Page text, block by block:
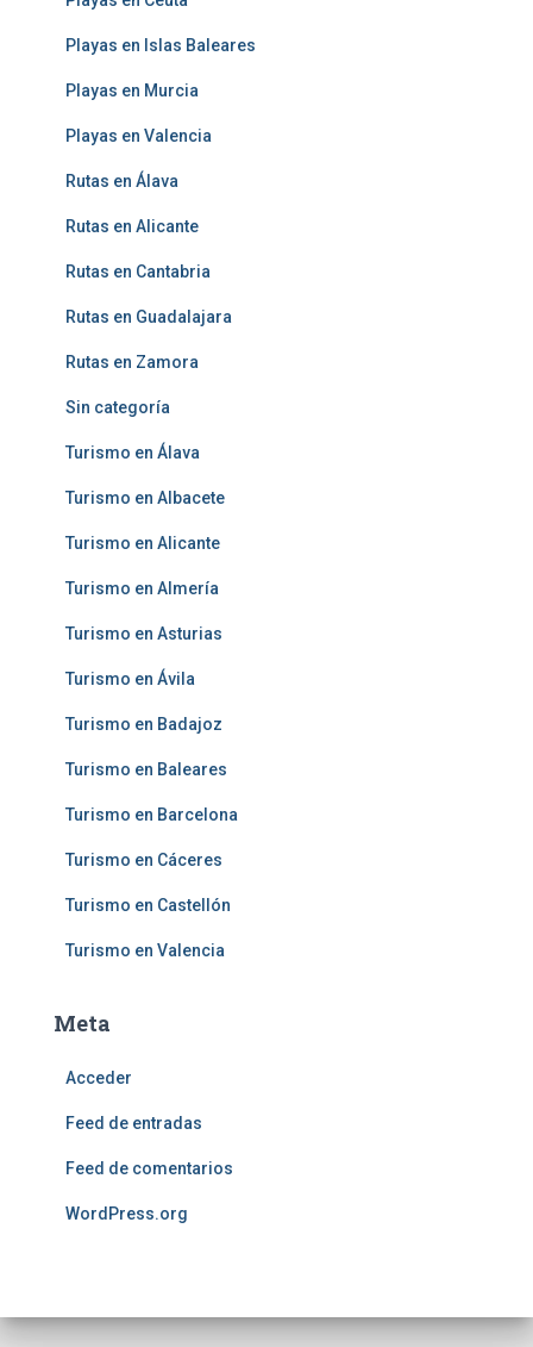
Playas en Islas Baleares
Playas en Murcia
Playas en Valencia
Rutas en Álava
Rutas en Alicante
Rutas en Cantabria
Rutas en Guadalajara
Rutas en Zamora
Sin categoría
Turismo en Álava
Turismo en Albacete
Turismo en Alicante
Turismo en Almería
Turismo en Asturias
Turismo en Ávila
Turismo en Badajoz
Turismo en Baleares
Turismo en Barcelona
Turismo en Cáceres
Turismo en Castellón
Turismo en Valencia
Meta
Acceder
Feed de entradas
Feed de comentarios
WordPress.org